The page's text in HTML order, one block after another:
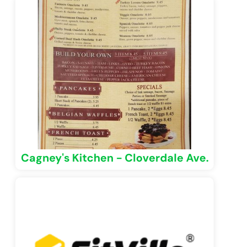
Cagney's Kitchen - Cloverdale Ave.